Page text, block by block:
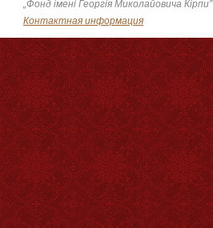
„Фонд імені Георгія Миколайовича Кірпи”
Контактная информация